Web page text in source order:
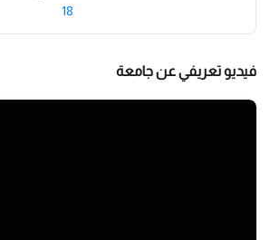
18
فيديو تعريفي عن جامعة